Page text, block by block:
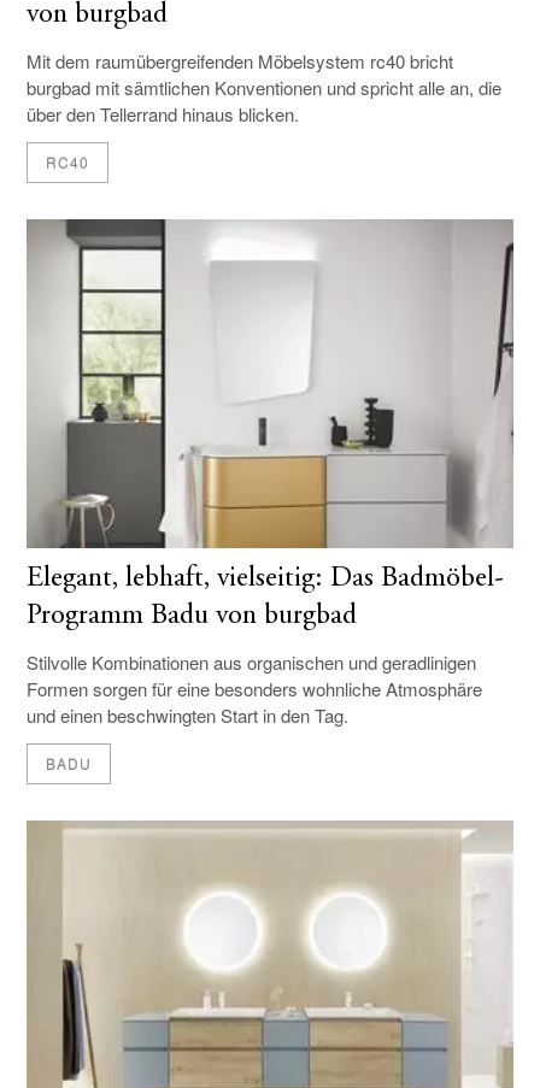
von burgbad
Mit dem raumübergreifenden Möbelsystem rc40 bricht
burgbad mit sämtlichen Konventionen und spricht alle an, die
über den Tellerrand hinaus blicken.
RC40
Elegant, lebhaft, vielseitig: Das Badmöbel-
Programm Badu von burgbad
Stilvolle Kombinationen aus organischen und geradlinigen
Formen sorgen für eine besonders wohnliche Atmosphäre
und einen beschwingten Start in den Tag.
BADU